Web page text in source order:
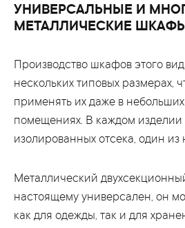
УНИВЕРСАЛЬНЫЕ И
МЕТАЛЛИЧЕСКИЕ
Производство шкафов этого
нескольких типовых размерах,
применять их даже в
помещениях. В каждом изделии
изолированных отсека, один из
Металлический
настоящему универсален, он
как для одежды, так и для